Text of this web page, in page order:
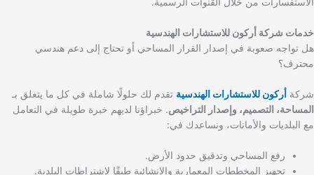
خدمات شركة أركون للاستشارات الهندسية
هل تواجه صعوبة في إصدار القرار المساحي أو تحتاج إلى دعم هندسي
محترف؟
شركة أركون للاستشارات الهندسية تقدم لك حلولًا شاملة في كل ما يتعلق بـ
المساحة، التصميم، وإصدار التراخيص. خبراؤنا لديهم خبرة طويلة في التعامل
مع البلديات والأمانات، ونساعدك في:
رفع المساحي وتدقيق حدود الأرض.
تجهيز المخططات المعمارية والإنشائية طبقًا لاشتراطات البلدية.